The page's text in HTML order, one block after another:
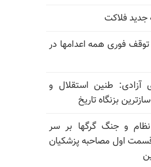
جدید فلاکت
فوری همه اعدامها در
آزادی: طنین استقلال و
بزنگاه تاریخ
نظام و جنگ گرگها بر سر
قسمت اول مصاحبه پزشکیان